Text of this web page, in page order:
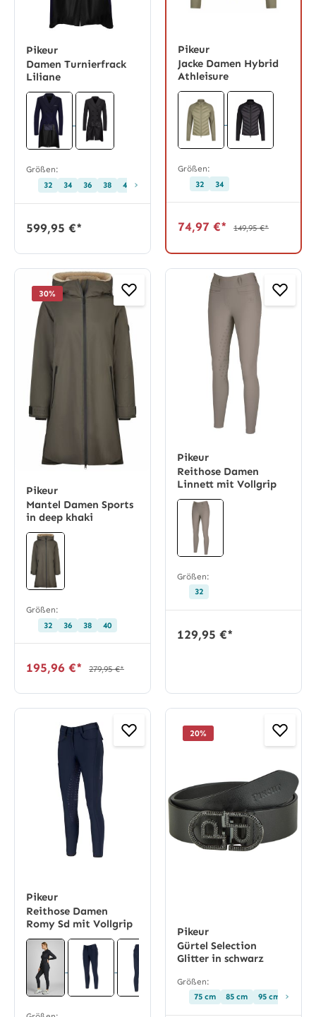
Pikeur
Damen Turnierfrack
Liliane
Größen:
32
34 36 38 40 48 68
›
599,95 €*
Pikeur
Jacke Damen Hybrid
Athleisure
Größen:
32
34
74,97 €* 149,95 €*
30%
Pikeur
Mantel Damen Sports
in deep khaki
Größen:
32
36 38 40
195,96 €* 279,95 €*
Pikeur
Reithose Damen
Linnett mit Vollgrip
Größen:
32
129,95 €*
Pikeur
Reithose Damen
Romy Sd mit Vollgrip
20%
Pikeur
Gürtel Selection
Glitter in schwarz
Größen:
75 cm
85 cm 95 cm ›